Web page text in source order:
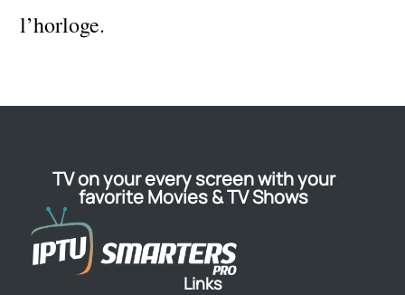
l’horloge.
TV on your every screen with your
favorite Movies & TV Shows
Links